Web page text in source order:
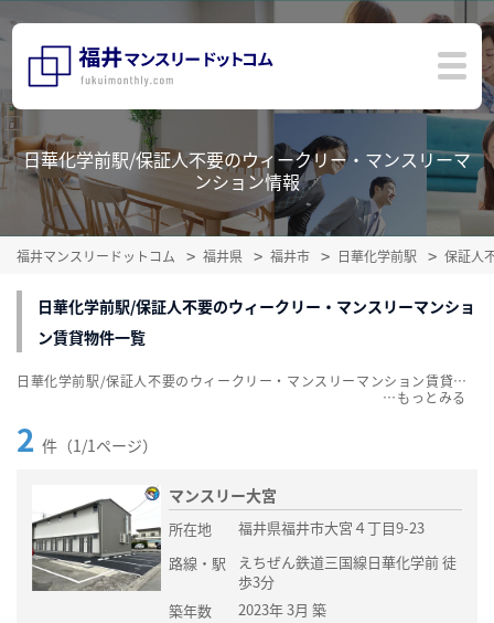
日華化学前駅/保証人不要のウィークリー・マンスリーマ
ンション情報
福井マンスリードットコム 福井県 福井市 日華化学前駅 保証人
日華化学前駅/保証人不要のウィークリー・マンスリーマンショ
ン賃貸物件一覧
2 件（1/1ページ）
マンスリー大宮
所在地
福井県福井市大宮４丁目9-23
路線・駅
えちぜん鉄道三国線日華化学前 徒
歩3分
築年数
2023年 3月 築
日華化学前駅/保証人不要のウィークリー・マンスリーマンション賃貸物件一覧を掲載中。敷金・礼金無料、家具・家電付をご紹介。こだわり条件での絞込みも簡単！
…